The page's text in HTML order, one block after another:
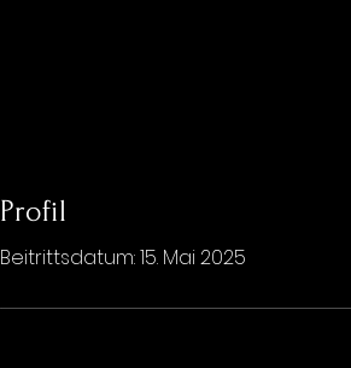
Profil
Beitrittsdatum: 15. Mai 2025